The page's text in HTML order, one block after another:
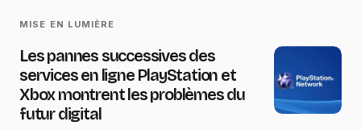
MISE EN LUMIÈRE
Les pannes successives des
services en ligne PlayStation et
Xbox montrent les problèmes du
futur digital